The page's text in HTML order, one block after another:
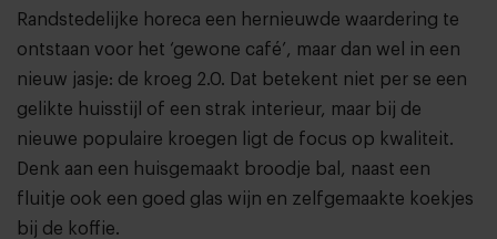
Randstedelijke horeca een hernieuwde waardering te
ontstaan voor het ‘gewone café’, maar dan wel in een
nieuw jasje: de kroeg 2.0. Dat betekent niet per se een
gelikte huisstijl of een strak interieur, maar bij de
nieuwe populaire kroegen ligt de focus op kwaliteit.
Denk aan een huisgemaakt broodje bal, naast een
fluitje ook een goed glas wijn en zelfgemaakte koekjes
bij de koffie.